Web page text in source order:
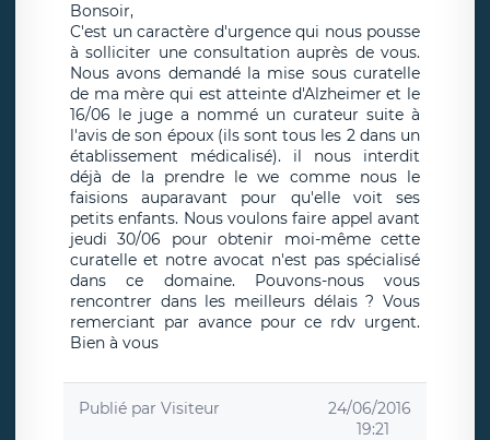
Bonsoir,
C'est un caractère d'urgence qui nous pousse
à solliciter une consultation auprès de vous.
Nous avons demandé la mise sous curatelle
de ma mère qui est atteinte d'Alzheimer et le
16/06 le juge a nommé un curateur suite à
l'avis de son époux (ils sont tous les 2 dans un
établissement médicalisé). il nous interdit
déjà de la prendre le we comme nous le
faisions auparavant pour qu'elle voit ses
petits enfants. Nous voulons faire appel avant
jeudi 30/06 pour obtenir moi-même cette
curatelle et notre avocat n'est pas spécialisé
dans ce domaine. Pouvons-nous vous
rencontrer dans les meilleurs délais ? Vous
remerciant par avance pour ce rdv urgent.
Bien à vous
Publié par Visiteur
24/06/2016
19:21